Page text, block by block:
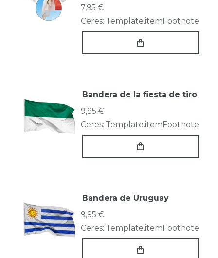
7,95 €
Ceres::Template.itemFootnote
Bandera de la fiesta de tiro
9,95 €
Ceres::Template.itemFootnote
Bandera de Uruguay
9,95 €
Ceres::Template.itemFootnote